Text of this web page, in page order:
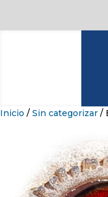
Inicio / Sin categorizar /